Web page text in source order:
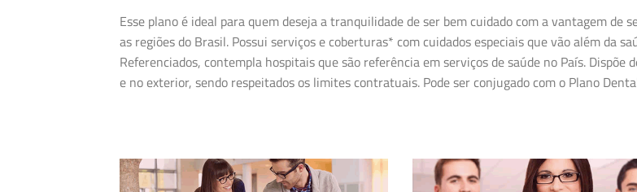
Esse plano é ideal para quem deseja a tranquilidade de ser bem cuidado com a vantagem
as regiões do Brasil. Possui serviços e coberturas* com cuidados especiais que vão além da
Referenciados, contempla hospitais que são referência em serviços de saúde no País.
e no exterior, sendo respeitados os limites contratuais. Pode ser conjugado com o Plano